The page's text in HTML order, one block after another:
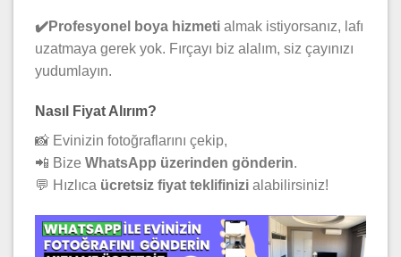
✔️Profesyonel boya hizmeti almak istiyorsanız, lafı
uzatmaya gerek yok. Fırçayı biz alalım, siz çayınızı
yudumlayın.
Nasıl Fiyat Alırım?
📸 Evinizin fotoğraflarını çekip,
📲 Bize WhatsApp üzerinden gönderin.
💬 Hızlıca ücretsiz fiyat teklifinizi alabilirsiniz!